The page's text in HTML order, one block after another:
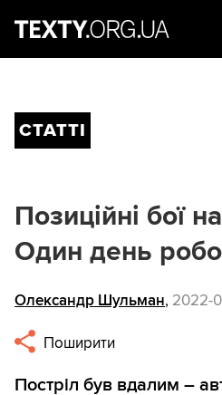
СТАТТІ
Позиційні бої
Один день
Олександр Шульман, 2022-
Поширити
Постріл був вдалим –